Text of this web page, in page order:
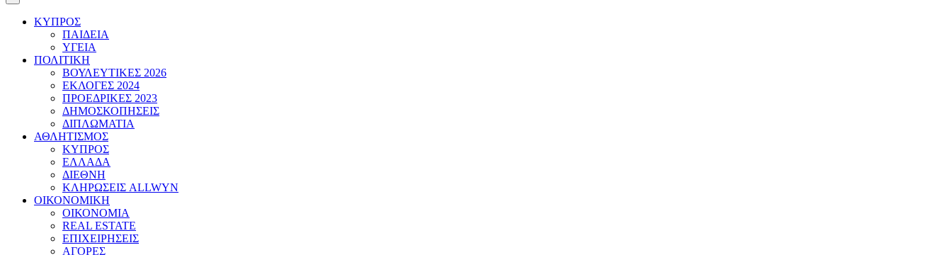
ΚΥΠΡΟΣ
ΠΑΙΔΕΙΑ
ΥΓΕΙΑ
ΠΟΛΙΤΙΚΗ
ΒΟΥΛΕΥΤΙΚΕΣ 2026
ΕΚΛΟΓΕΣ 2024
ΠΡΟΕΔΡΙΚΕΣ 2023
ΔΗΜΟΣΚΟΠΗΣΕΙΣ
ΔΙΠΛΩΜΑΤΙΑ
ΑΘΛΗΤΙΣΜΟΣ
ΚΥΠΡΟΣ
ΕΛΛΑΔΑ
ΔΙΕΘΝΗ
ΚΛΗΡΩΣΕΙΣ ALLWYN
ΟΙΚΟΝΟΜΙΚΗ
ΟΙΚΟΝΟΜΙΑ
REAL ESTATE
ΕΠΙΧΕΙΡΗΣΕΙΣ
ΑΓΟΡΕΣ